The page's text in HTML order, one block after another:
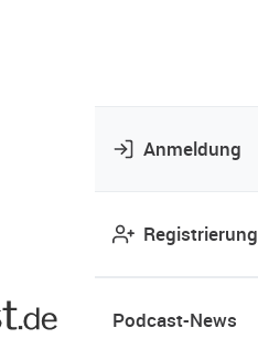
Anmeldung
Registrierung
Podcast-News